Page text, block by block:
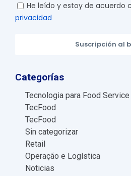
He leído y estoy de acuerdo
privacidad
Suscripción al
Categorías
Tecnologia para Food Service
TecFood
TecFood
Sin categorizar
Retail
Operação e Logística
Noticias